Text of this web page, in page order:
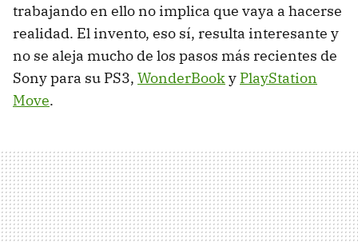
trabajando en ello no implica que vaya a hacerse
realidad. El invento, eso sí, resulta interesante y
no se aleja mucho de los pasos más recientes de
Sony para su PS3, WonderBooky PlayStation
Move.